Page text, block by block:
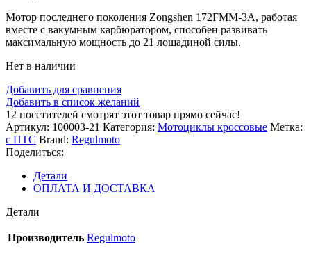
Мотор последнего поколения Zongshen 172FMM-3A, работая
вместе с вакумным карбюратором, способен развивать
максимальную мощность до 21 лошадиной силы.
Нет в наличии
Добавить для сравнения
Добавить в список желаний
12 посетителей смотрят этот товар прямо сейчас!
Артикул: 100003-21 Категория: Мотоциклы кроссовые Метка:
с ПТС Brand: Regulmoto
Поделиться:
Детали
ОПЛАТА И ДОСТАВКА
Детали
Производитель Regulmoto